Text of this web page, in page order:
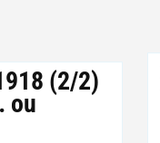
(2/2)
ou